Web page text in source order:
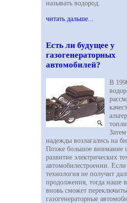
называть водород.
читать дальше...
Есть ли будущее у
газогенераторных
автомобилей?
В
надежды возлагались на
Позже большое внимание
развитие электрических
автомобилестроении. Если
технология не получит
продолжения, тогда наше
вновь сможет
газогенераторные